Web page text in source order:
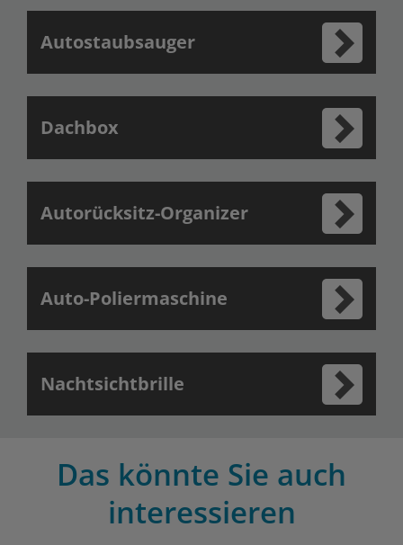
Autostaubsauger
Dachbox
Autorücksitz-Organizer
Auto-Poliermaschine
Nachtsichtbrille
Das könnte Sie auch
interessieren